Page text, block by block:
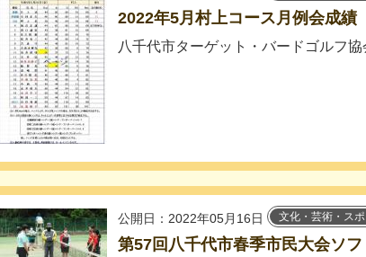
2022年5月村上コース月例会成績
八千代市ターゲット・バードゴルフ協
公開日：2022年05月16日 文化・芸術・ス
第57回八千代市春季市民大会ソ